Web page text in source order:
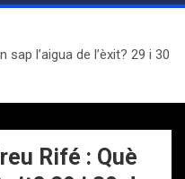
l’aigua de l’èxit? 29 i 30
Rifé : Què